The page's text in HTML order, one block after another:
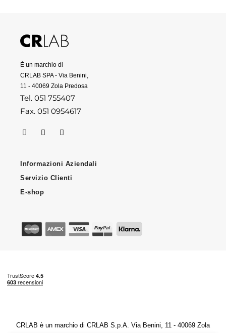
È un marchio di
CRLAB SPA - Via Benini,
11 - 40069 Zola Predosa
Tel. 051 755407
Fax. 051 0954617
Informazioni Aziendali
Servizio Clienti
E-shop
CRLAB è un marchio di CRLAB S.p.A. Via Benini, 11 - 40069 Zola